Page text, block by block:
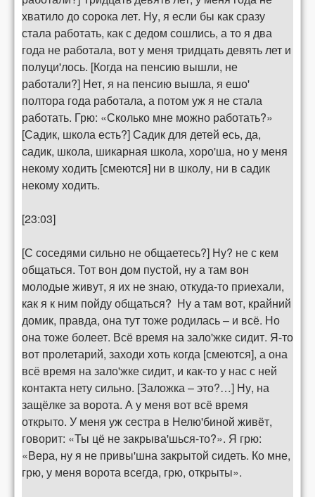
хватило до сорока лет. Ну, я если бы как сразу
стала работать, как с дедом сошлись, а то я два
года не работала, вот у меня тридцать девять лет и
полуци'лось. [Когда на пенсию вышли, не
работали?] Нет, я на пенсию вышла, я ешо'
полтора года работала, а потом уж я не стала
работать. Грю: «Сколько мне можно работать?»
[Садик, школа есть?] Садик для детей есь, да,
садик, школа, шикарная школа, хоро'ша, но у меня
некому ходить [смеются] ни в школу, ни в садик
некому ходить.
[23:03]
[С соседями сильно не общаетесь?] Ну? не с кем
общаться. Тот вон дом пустой, ну а там вон
молодые живут, я их не знаю, откуда-то приехали,
как я к ним пойду общаться? Ну а там вот, крайний
домик, правда, она тут тоже родилась – и всё. Но
она тоже болеет. Всё время на зало'жке сидит. Я-то
вот пролетарий, заходи хоть когда [смеются], а она
всё время на зало'жке сидит, и как-то у нас с ней
контакта нету сильно. [Заложка – это?…] Ну, на
защёлке за ворота. А у меня вот всё время
открыто. У меня уж сестра в Нелю'биной живёт,
говорит: «Ты цё не закрыва'шься-то?». Я грю:
«Вера, ну я не привы'шна закрытой сидеть. Ко мне,
грю, у меня ворота всегда, грю, открыты».